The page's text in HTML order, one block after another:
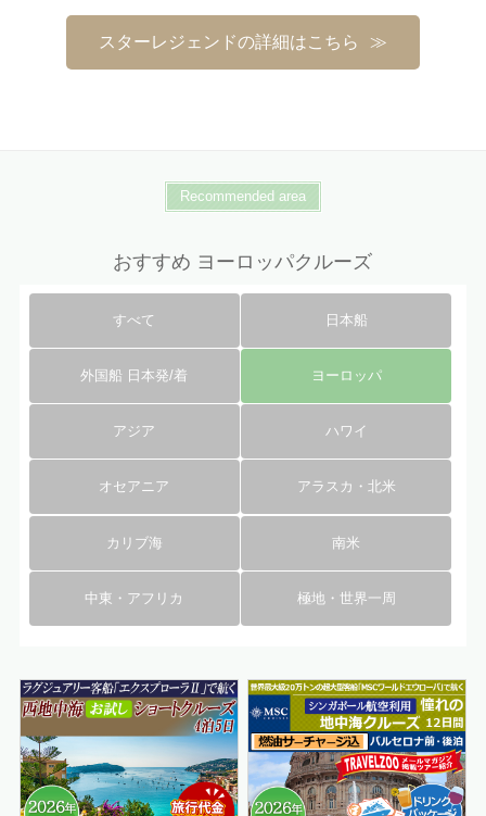
スターレジェンドの詳細はこちら
Recommended area
おすすめ ヨーロッパクルーズ
すべて 日本船
外国船 日本発/着 ヨーロッパ
アジア ハワイ
オセアニア アラスカ・北米
カリブ海 南米
中東・アフリカ 極地・世界一周
詳細はこちら